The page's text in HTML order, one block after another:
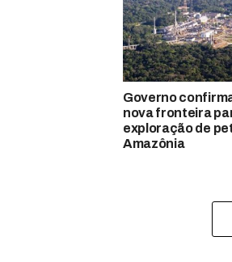
Governo
nova fronteira
exploração de
Amazônia